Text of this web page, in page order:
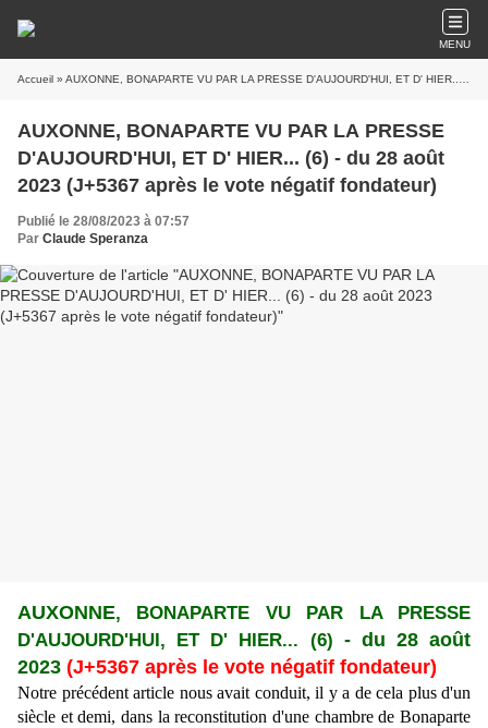
MENU
Accueil » AUXONNE, BONAPARTE VU PAR LA PRESSE D'AUJOURD'HUI, ET D' HIER... (6) - du 28 août 2023 (J+5367 après le vote négatif fondateur)
AUXONNE, BONAPARTE VU PAR LA PRESSE
D'AUJOURD'HUI, ET D' HIER... (6) - du 28 août
2023 (J+5367 après le vote négatif fondateur)
Publié le 28/08/2023 à 07:57
Par Claude Speranza
AUXONNE, BONAPARTE VU PAR LA PRESSE
D'AUJOURD'HUI, ET D' HIER... (6) - du 28 août
2023 (J+5367 après le vote négatif fondateur)
Notre précédent article nous avait conduit, il y a de cela plus d'un
siècle et demi, dans la reconstitution d'une chambre de Bonaparte